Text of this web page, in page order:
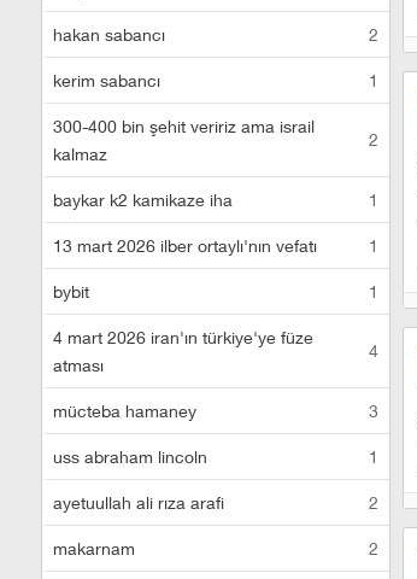
hakan sabancı 2
kerim sabancı 1
300-400 bin şehit veririz ama israil
kalmaz
2
baykar k2 kamikaze iha 1
13 mart 2026 ilber ortaylı'nın vefatı 1
bybit 1
4 mart 2026 iran'ın türkiye'ye füze
atması
4
mücteba hamaney 3
uss abraham lincoln 1
ayetuullah ali rıza arafi 2
makarnam 2